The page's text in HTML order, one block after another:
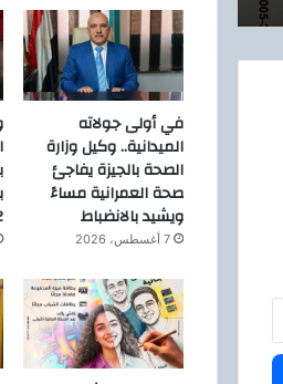
في أولى جولاته
الميدانية.. وكيل وزارة
الصحة بالجيزة يفاجئ
صحة العمرانية مساءً
ويشيد بالانضباط
7 أغسطس، 2026